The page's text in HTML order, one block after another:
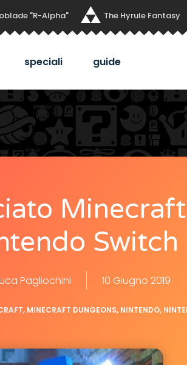
"R-Alpha" The Hyrule Fantasy
speciali guide
Switch
Pagliochini 10 Giugno 2019
, MINECRAFT DUNGEONS, NINTENDO,